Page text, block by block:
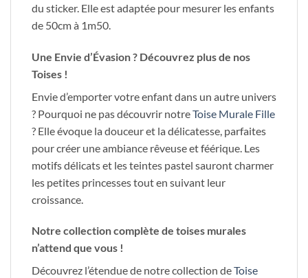
du sticker. Elle est adaptée pour mesurer les enfants
de 50cm à 1m50.
Une Envie d’Évasion ? Découvrez plus de nos
Toises !
Envie d’emporter votre enfant dans un autre univers
? Pourquoi ne pas découvrir notreToise Murale Fille
? Elle évoque la douceur et la délicatesse, parfaites
pour créer une ambiance rêveuse et féérique. Les
motifs délicats et les teintes pastel sauront charmer
les petites princesses tout en suivant leur
croissance.
Notre collection complète de toises murales
n’attend que vous !
Découvrez l’étendue de notre collection deToise